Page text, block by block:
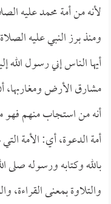
لأنه من أمة محمد عليه
ومنذ برز النبي عليه
أيها الناس إني رسول
مشارق الأرض ومغاربها،
أنه من استجاب منهم
أمة الدعوة، أي: الأمة
بالله وكتابه ورسوله صلى
والتلاوة بمعنى